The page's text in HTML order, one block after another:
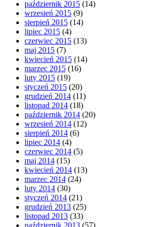
październik 2015 (14)
wrzesień 2015 (9)
sierpień 2015 (14)
lipiec 2015 (4)
czerwiec 2015 (13)
maj 2015 (7)
kwiecień 2015 (14)
marzec 2015 (16)
luty 2015 (19)
styczeń 2015 (20)
grudzień 2014 (11)
listopad 2014 (18)
październik 2014 (20)
wrzesień 2014 (12)
sierpień 2014 (6)
lipiec 2014 (4)
czerwiec 2014 (5)
maj 2014 (15)
kwiecień 2014 (13)
marzec 2014 (24)
luty 2014 (30)
styczeń 2014 (21)
grudzień 2013 (25)
listopad 2013 (33)